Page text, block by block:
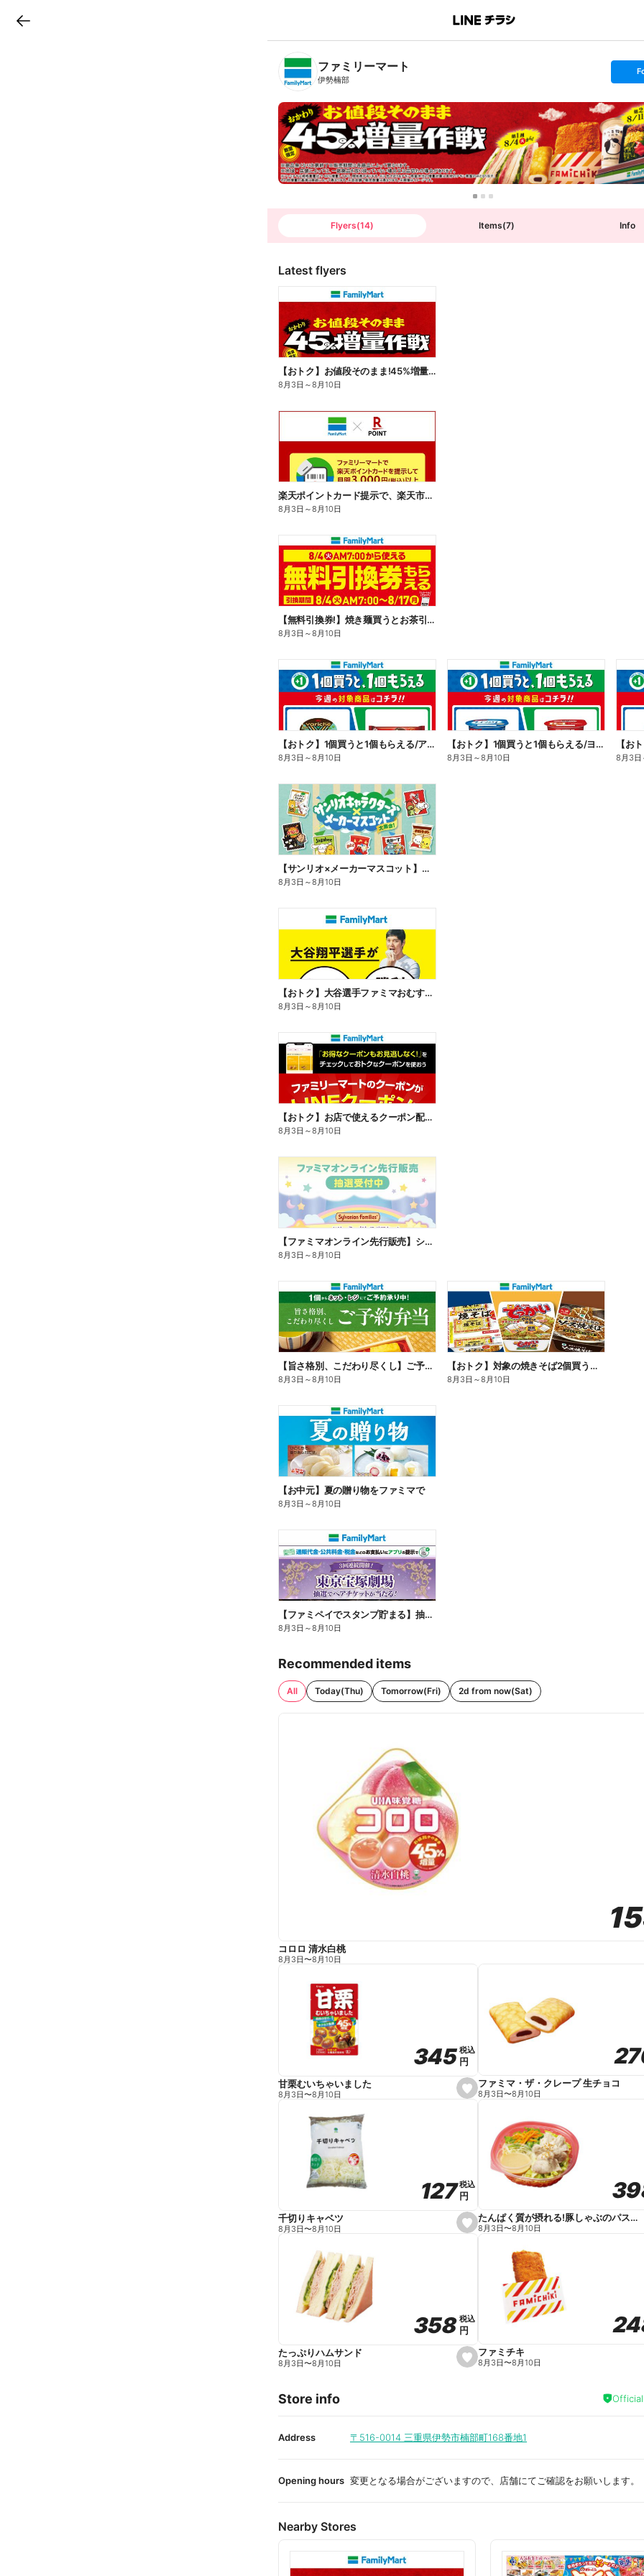
B
n
T
ファミリーマート
伊勢楠部
s
t
o
l
l
o
w
Flyers(14) Items(7) Info
Latest flyers
【おトク】お値段そのまま!45%増量作戦!
8月3日 ～8月10日
楽天ポイントカード提示で、楽天市場でのお買い物がおトクに!
8月3日 ～8月10日
【無料引換券!】焼き麺買うとお茶引換券貰える!
8月3日 ～8月10日
【おトク】1個買うと1個もらえる/アイス
8月3日 ～8月10日
【おトク】1個買うと1個もらえる/ヨーグルト
8月3日 ～8月10日
【お
8月3日
【サンリオ×メーカーマスコット】オリジナルグッズ貰える!
8月3日 ～8月10日
【おトク】大谷選手ファミマおむすび割
8月3日 ～8月10日
【おトク】お店で使えるクーポン配信中
8月3日 ～8月10日
【ファミマオンライン先行販売】シルバニアファミリー
8月3日 ～8月10日
【旨さ格別、こだわり尽くし】ご予約弁当
8月3日 ～8月10日
【おトク】対象の焼きそば2個買うと100円引き!
8月3日 ～8月10日
【お中元】夏の贈り物をファミマで
8月3日 ～8月10日
【ファミペイでスタンプ貯まる】抽選でペアチケットが当たる!
8月3日 ～8月10日
Recommended items
All Today(Thu) Tomorrow(Fri) 2d from now(Sat)
コロロ 清水白桃
8月3日〜8月10日
s
e
e
345
345税込
税込
円
円
甘栗むいちゃいました
8月3日〜8月10日
ファミマ・ザ・クレープ 生チョコ
8月3日〜8月10日
s
e
e
127
127税込
税込
円
円
千切りキャベツ
8月3日〜8月10日
たんぱく質が摂れる!豚しゃぶのパスタサラダ
8月3日〜8月10日
s
e
i
t
358
358税込
税込
円
円
たっぷりハムサンド
8月3日〜8月10日
ファミチキ
8月3日〜8月10日
Store info
Address 〒516-0014 三重県伊勢市楠部町168番地1
Opening hours 変更となる場合がございますので、店舗にてご確認をお願いします。
Nearby Stores